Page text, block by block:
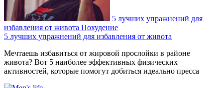
5 лучших упражнений для
избавления от живота Похудение
5 лучших упражнений для избавления от живота
Мечтаешь избавиться от жировой прослойки в районе
живота? Вот 5 наиболее эффективных физических
активностей, которые помогут добиться идеально пресса